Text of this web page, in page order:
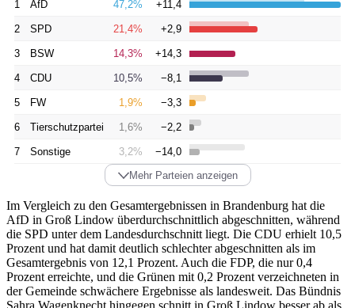
1 AfD 47,2% +11,4
2 SPD 21,4% +2,9
3 BSW 14,3% +14,3
4 CDU 10,5% −8,1
5 FW 1,9% −3,3
6 Tierschutzpartei 1,6% −2,2
7 Sonstige 3,2%
−14,0
Mehr Parteien anzeigen
Im Vergleich zu den Gesamtergebnissen in Brandenburg hat die
AfD in Groß Lindow überdurchschnittlich abgeschnitten, während
die SPD unter dem Landesdurchschnitt liegt. Die CDU erhielt 10,5
Prozent und hat damit deutlich schlechter abgeschnitten als im
Gesamtergebnis von 12,1 Prozent. Auch die FDP, die nur 0,4
Prozent erreichte, und die Grünen mit 0,2 Prozent verzeichneten in
der Gemeinde schwächere Ergebnisse als landesweit. Das Bündnis